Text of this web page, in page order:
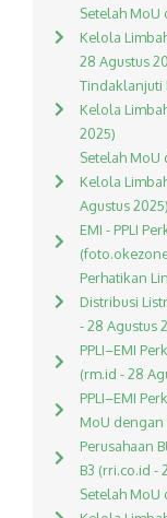
Setelah MoU
Kelola
28 Agustus
Tindaklanjuti
Kelola
2025)
Setelah MoU
Kelola
Agustus 2025)
EMI - PPLI
Perhatikan
Distribusi
- 28 Agustus
PPLI–EMI
(rm.id - 28
PPLI–EMI
MoU dengan
Perusahaan
B3 (rri.co.id -
Setelah MoU